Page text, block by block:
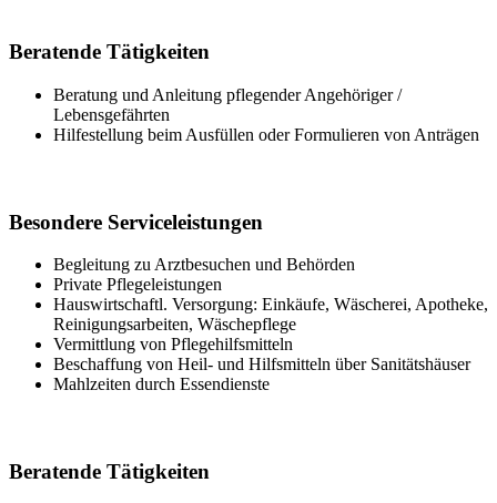
Beratende Tätigkeiten
Beratung und Anleitung pflegender Angehöriger /
Lebensgefährten
Hilfestellung beim Ausfüllen oder Formulieren von Anträgen
Besondere Serviceleistungen
Begleitung zu Arztbesuchen und Behörden
Private Pflegeleistungen
Hauswirtschaftl. Versorgung: Einkäufe, Wäscherei, Apotheke,
Reinigungsarbeiten, Wäschepflege
Vermittlung von Pflegehilfsmitteln
Beschaffung von Heil- und Hilfsmitteln über Sanitätshäuser
Mahlzeiten durch Essendienste
Beratende Tätigkeiten